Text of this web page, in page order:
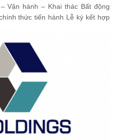
Vận hành – Khai thác Bất động
thức tiến hành Lễ ký kết hợp